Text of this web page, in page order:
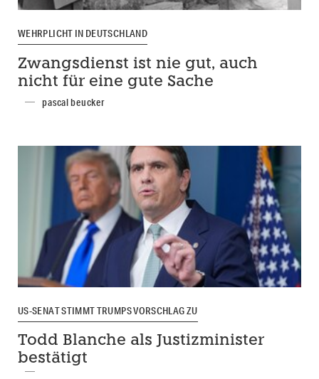
WEHRPLICHT IN DEUTSCHLAND
Zwangsdienst ist nie gut, auch
nicht für eine gute Sache
pascal beucker
US-SENAT STIMMT TRUMPS VORSCHLAG ZU
Todd Blanche als Justizminister
bestätigt